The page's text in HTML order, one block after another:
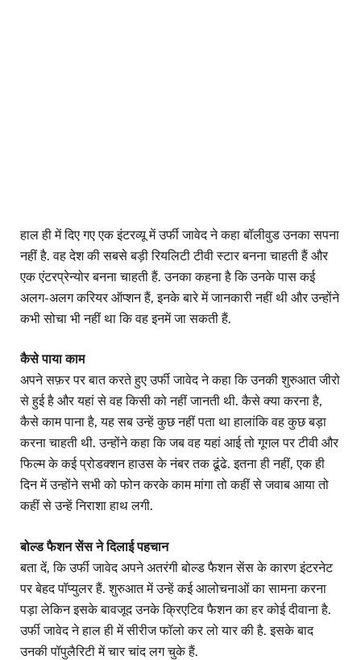
हाल ही में दिए गए एक इंटरव्यू में उर्फी जावेद ने कहा बॉलीवुड उनका सपना
नहीं है. वह देश की सबसे बड़ी रियलिटी टीवी स्टार बनना चाहती हैं और
एक एंटरप्रेन्योर बनना चाहती हैं. उनका कहना है कि उनके पास कई
अलग-अलग करियर ऑप्शन हैं, इनके बारे में जानकारी नहीं थी और उन्होंने
कभी सोचा भी नहीं था कि वह इनमें जा सकती हैं.
कैसे पाया काम
अपने सफ़र पर बात करते हुए उर्फी जावेद ने कहा कि उनकी शुरुआत जीरो
से हुई है और यहां से वह किसी को नहीं जानती थी. कैसे क्या करना है,
कैसे काम पाना है, यह सब उन्हें कुछ नहीं पता था हालांकि वह कुछ बड़ा
करना चाहती थी. उन्होंने कहा कि जब वह यहां आई तो गूगल पर टीवी और
फिल्म के कई प्रोडक्शन हाउस के नंबर तक ढूंढे. इतना ही नहीं, एक ही
दिन में उन्होंने सभी को फोन करके काम मांगा तो कहीं से जवाब आया तो
कहीं से उन्हें निराशा हाथ लगी.
बोल्ड फैशन सेंस ने दिलाई पहचान
बता दें, कि उर्फी जावेद अपने अतरंगी बोल्ड फैशन सेंस के कारण इंटरनेट
पर बेहद पॉप्युलर हैं. शुरुआत में उन्हें कई आलोचनाओं का सामना करना
पड़ा लेकिन इसके बावजूद उनके क्रिएटिव फैशन का हर कोई दीवाना है.
उर्फी जावेद ने हाल ही में सीरीज फॉलो कर लो यार की है. इसके बाद
उनकी पॉपुलैरिटी में चार चांद लग चुके हैं.